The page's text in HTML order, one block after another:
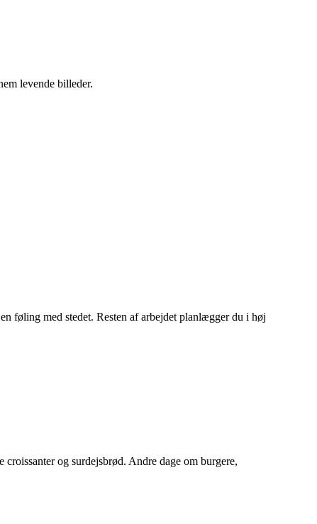
levende billeder.
føling med stedet. Resten af arbejdet planlægger du i høj
og surdejsbrød. Andre dage om burgere,